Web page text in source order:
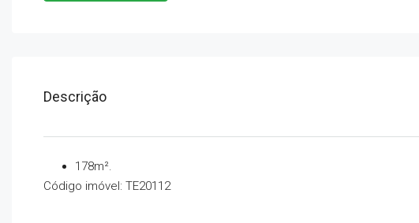
Descrição
178m².
Código imóvel: TE20112